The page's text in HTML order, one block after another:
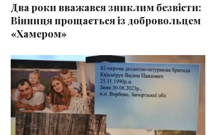
Два роки вважався зниклим безвісти:
Вінниця прощається із добровольцем
«Хамером»